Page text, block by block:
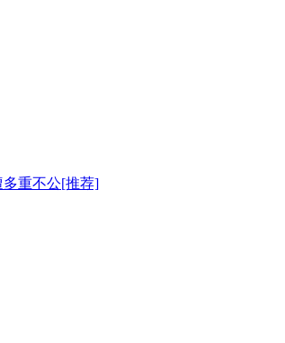
多重不公[推荐]